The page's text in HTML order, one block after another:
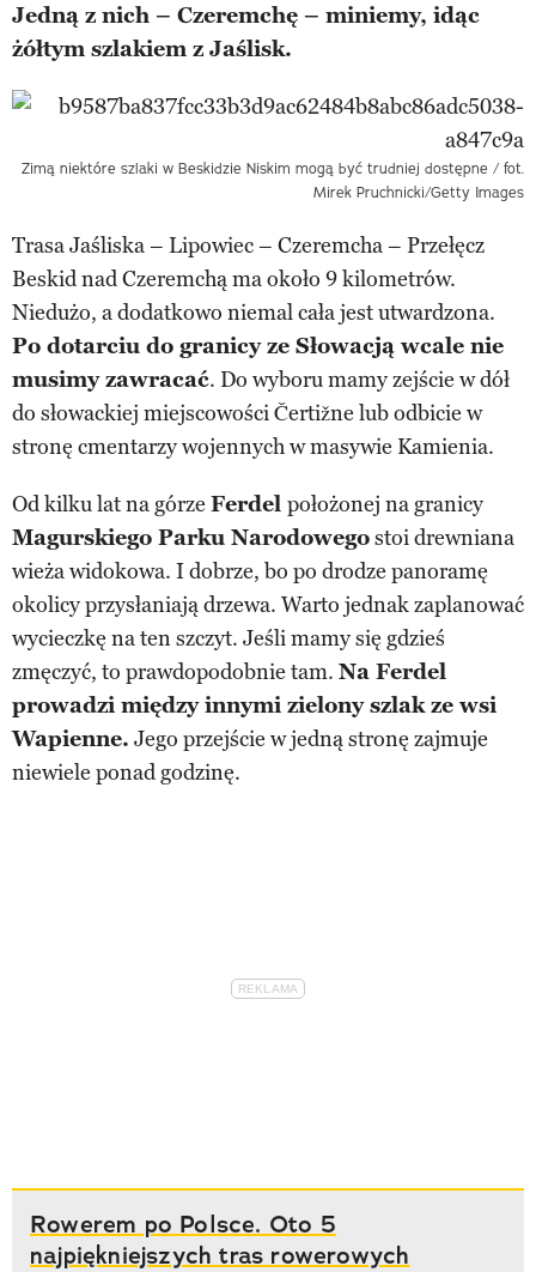
Jedną z nich – Czeremchę – miniemy, idąc
żółtym szlakiem z Jaślisk.
Zimą niektóre szlaki w Beskidzie Niskim mogą być trudniej dostępne / fot.
Mirek Pruchnicki/Getty Images
Trasa Jaśliska – Lipowiec – Czeremcha – Przełęcz
Beskid nad Czeremchą ma około 9 kilometrów.
Niedużo, a dodatkowo niemal cała jest utwardzona.
Po dotarciu do granicy ze Słowacją wcale nie
musimy zawracać. Do wyboru mamy zejście w dół
do słowackiej miejscowości Čertižne lub odbicie w
stronę cmentarzy wojennych w masywie Kamienia.
Od kilku lat na górze Ferdel położonej na granicy
Magurskiego Parku Narodowegostoi drewniana
wieża widokowa. I dobrze, bo po drodze panoramę
okolicy przysłaniają drzewa. Warto jednak zaplanować
wycieczkę na ten szczyt. Jeśli mamy się gdzieś
zmęczyć, to prawdopodobnie tam. Na Ferdel
prowadzi między innymi zielony szlak ze wsi
Wapienne. Jego przejście w jedną stronę zajmuje
niewiele ponad godzinę.
Rowerem po Polsce. Oto 5
najpiękniejszych tras rowerowych